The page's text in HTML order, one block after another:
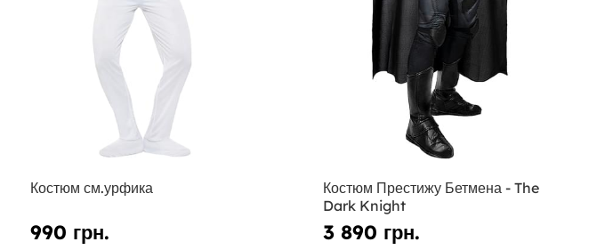
Костюм см.урфика
990 грн.
Костюм Престижу Бетмена - The
Dark Knight
3 890 грн.